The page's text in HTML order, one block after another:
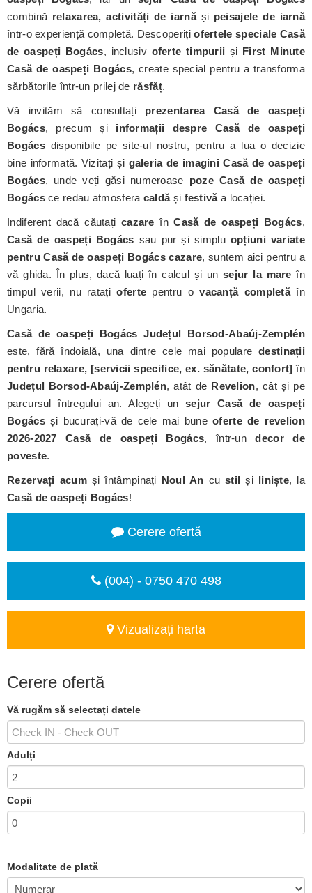
combină relaxarea, activități de iarnăși peisajele de iarnă
într-o experiență completă. Descoperițiofertele speciale Casă
de oaspeți Bogács, inclusiv oferte timpurii și First Minute
Casă de oaspeți Bogács, create special pentru a transforma
sărbătorile într-un prilej de răsfăț.
Vă invităm să consultați prezentarea Casă de oaspeți
Bogács, precum și informații despre Casă de oaspeți
Bogácsdisponibile pe site-ul nostru, pentru a lua o decizie
bine informată. Vizitați și galeria de imagini Casă de oaspeți
Bogács, unde veți găsi numeroase poze Casă de oaspeți
Bogácsce redau atmosfera caldăși festivăa locației.
Indiferent dacă căutați cazare înCasă de oaspeți Bogács,
Casă de oaspeți Bogács sau pur și simplu opțiuni variate
pentru Casă de oaspeți Bogács cazare, suntem aici pentru a
vă ghida. În plus, dacă luați în calcul și unsejur la mare în
timpul verii, nu ratațioferte pentru ovacanță completăîn
Ungaria.
Casă de oaspeți Bogács Județul Borsod-Abaúj-Zemplén
este, fără îndoială, una dintre cele mai populare destinații
pentru relaxare, [servicii specifice, ex. sănătate, confort] în
Județul Borsod-Abaúj-Zemplén, atât de Revelion, cât și pe
parcursul întregului an. Alegeți un sejur Casă de oaspeți
Bogácsși bucurați-vă de cele mai buneoferte de revelion
2026-2027
Casă de oaspeți Bogács, într-undecor de
poveste.
Rezervați acumși întâmpinați Noul An custil și liniște, la
Casă de oaspeți Bogács!
Cerere ofertă
(004) - 0750 470 498
Vizualizați harta
Cerere ofertă
Vă rugăm să selectați datele
Adulți
Copii
Modalitate de plată